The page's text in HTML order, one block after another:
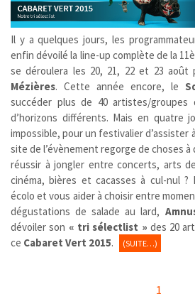
Il y a quelques jours, les
enfin dévoilé la line-up complète de la
se déroulera les 20, 21, 22 et 23 août
Mézières. Cette année encore, le
succéder plus de 40 artistes/groupes
d’horizons différents. Mais en quatre
impossible, pour un festivalier
site de l’évènement regorge de choses à
réussir à jongler entre concerts, arts
cinéma, bières et cacasses à cul-nul ?
écolo et vous aider à choisir entre
dégustations de salade au lard,
dévoiler son « tri sélectlist » des 20
ce Cabaret Vert 2015. (SUITE…)
1